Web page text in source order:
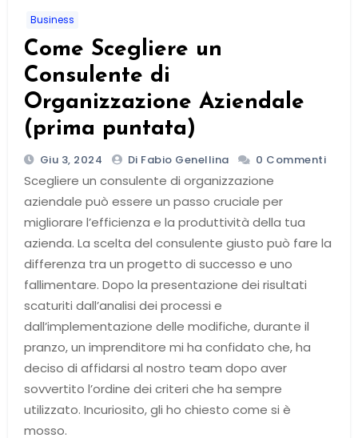
Business
Come Scegliere un
Consulente di
Organizzazione Aziendale
(prima puntata)
Giu 3, 2024 Di Fabio Genellina 0 Commenti
Scegliere un consulente di organizzazione
aziendale può essere un passo cruciale per
migliorare l’efficienza e la produttività della tua
azienda. La scelta del consulente giusto può fare la
differenza tra un progetto di successo e uno
fallimentare. Dopo la presentazione dei risultati
scaturiti dall’analisi dei processi e
dall’implementazione delle modifiche, durante il
pranzo, un imprenditore mi ha confidato che, ha
deciso di affidarsi al nostro team dopo aver
sovvertito l’ordine dei criteri che ha sempre
utilizzato. Incuriosito, gli ho chiesto come si è
mosso.